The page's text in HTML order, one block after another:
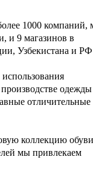
1000 компаний,
и 9 магазинов в
Узбекистана и
отличительные
коллекцию
мы привлекаем